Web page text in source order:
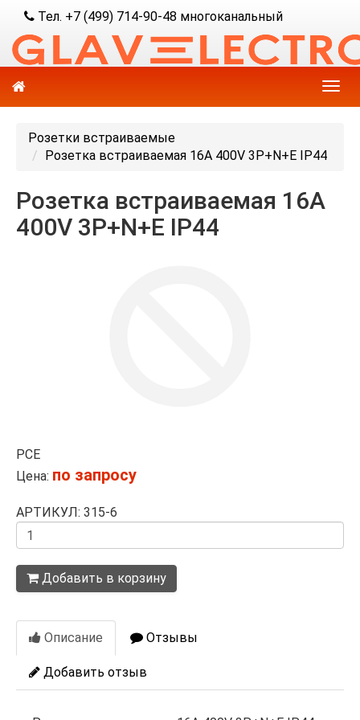
Тел. +7 (499) 714-90-48 многоканальный
Розетки встраиваемые
Розетка встраиваемая 16А 400V 3P+N+E IP44
Розетка встраиваемая 16А
400V 3P+N+E IP44
PCE
Цена: по запросу
АРТИКУЛ: 315-6
Количество
Добавить в корзину
Описание Отзывы
Добавить отзыв